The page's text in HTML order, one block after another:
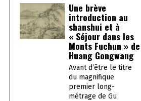
Une brève
introduction au
shanshui et à
« Séjour dans les
Monts Fuchun » de
Huang Gongwang
Avant d’être le titre
du magnifique
premier long-
métrage de Gu